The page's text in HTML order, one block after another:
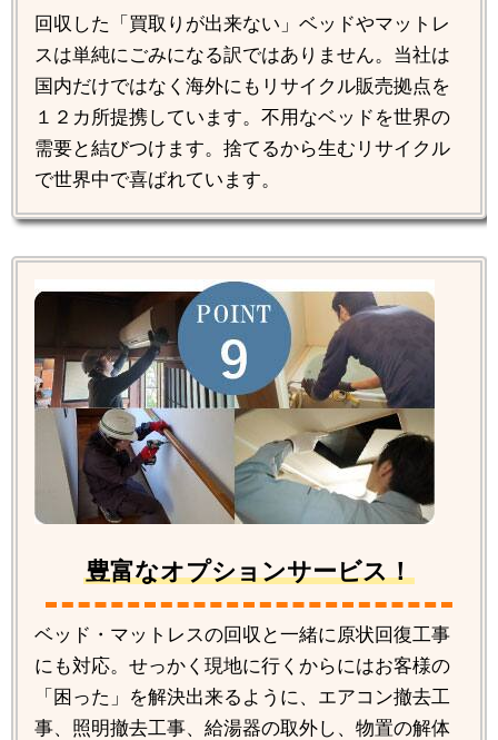
回収した「買取りが出来ない」ベッドやマットレ
スは単純にごみになる訳ではありません。当社は
国内だけではなく海外にもリサイクル販売拠点を
１２カ所提携しています。不用なベッドを世界の
需要と結びつけます。捨てるから生むリサイクル
で世界中で喜ばれています。
豊富なオプションサービス！
ベッド・マットレスの回収と一緒に原状回復工事
にも対応。せっかく現地に行くからにはお客様の
「困った」を解決出来るように、エアコン撤去工
事、照明撤去工事、給湯器の取外し、物置の解体